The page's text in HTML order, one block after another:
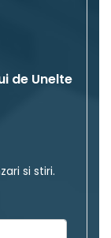
de Unelte
si stiri.